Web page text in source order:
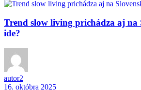
Trend slow living prichádza aj na
ide?
autor2
16. októbra 2025